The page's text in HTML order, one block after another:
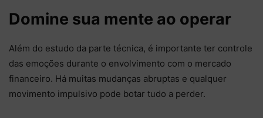
Domine sua mente ao operar
Além do estudo da parte técnica, é importante ter controle
das emoções durante o envolvimento com o mercado
financeiro. Há muitas mudanças abruptas e qualquer
movimento impulsivo pode botar tudo a perder.